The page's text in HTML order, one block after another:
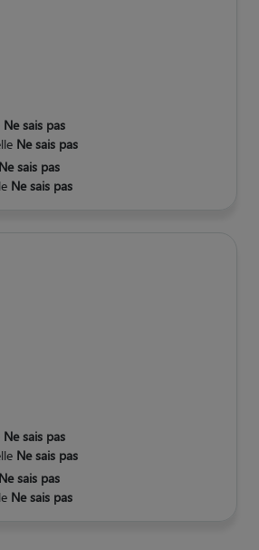
Ne sais pas
Ne sais pas
Ne sais pas
Ne sais pas
Ne sais pas
Ne sais pas
Ne sais pas
Ne sais pas